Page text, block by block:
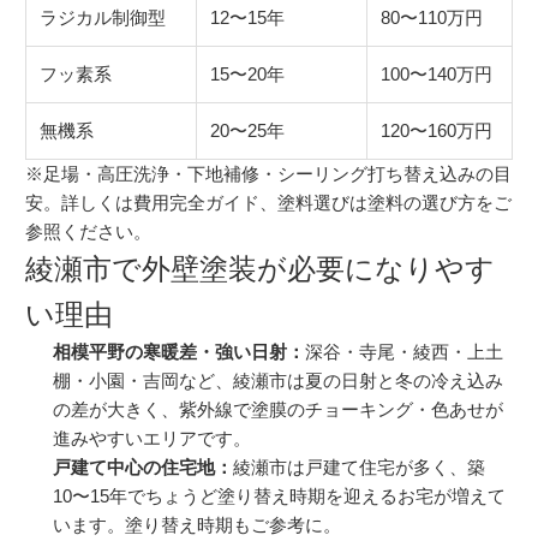
ラジカル制御型 12〜15年 80〜110万円
フッ素系 15〜20年 100〜140万円
無機系 20〜25年 120〜160万円
※足場・高圧洗浄・下地補修・シーリング打ち替え込みの目
安。詳しくは費用完全ガイド 、塗料選びは塗料の選び方をご
参照ください。
綾瀬市で外壁塗装が必要になりやす
い理由
相模平野の寒暖差・強い日射：深谷・寺尾・綾西・上土
棚・小園・吉岡など、綾瀬市は夏の日射と冬の冷え込み
の差が大きく、紫外線で塗膜のチョーキング ・色あせが
進みやすいエリアです。
戸建て中心の住宅地：綾瀬市は戸建て住宅が多く、築
10〜15年でちょうど塗り替え時期を迎えるお宅が増えて
います。塗り替え時期 もご参考に。